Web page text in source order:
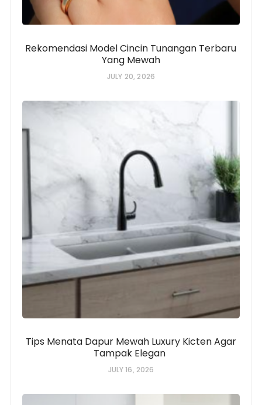
Rekomendasi Model Cincin Tunangan Terbaru
Yang Mewah
JULY 20, 2026
Tips Menata Dapur Mewah Luxury Kicten Agar
Tampak Elegan
JULY 16, 2026